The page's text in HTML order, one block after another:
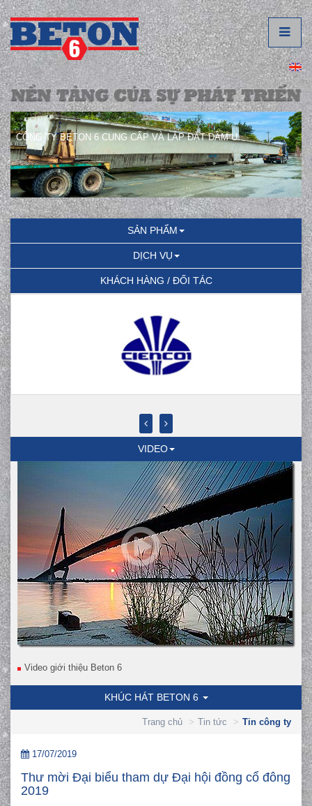
CÔNG TY BETON 6 CUNG CẤP VÀ LẮP ĐẶT DẦM U.
SẢN PHẨM
DỊCH VỤ
KHÁCH HÀNG / ĐỐI TÁC
VIDEO
Video giới thiệu Beton 6
KHÚC HÁT BETON 6
Trang chủ Tin tức Tin công ty
17/07/2019
Thư mời Đại biểu tham dự Đại hội đồng cổ đông
2019